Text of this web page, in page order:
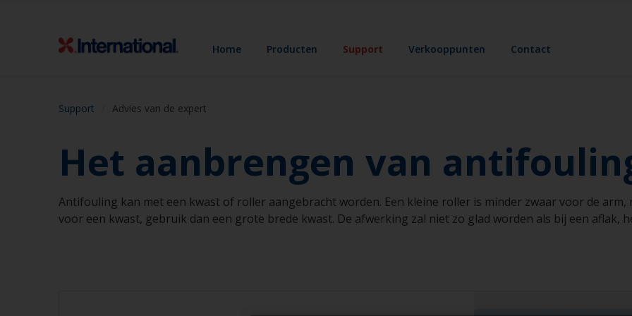
Home Producten Support Verkooppunten Contact
Support Advies van de expert
Het aanbrengen van
Antifouling kan met een kwast of roller aangebracht worden. Een kleine roller is minder zwaar voor de arm,
voor een kwast, gebruik dan een grote brede kwast. De afwerking zal niet zo glad worden als bij een aflak,